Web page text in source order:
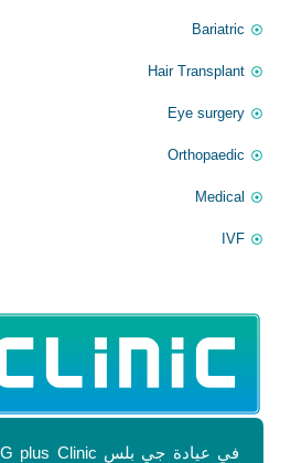
Bariatric
Hair Transplant
Eye surgery
Orthopaedic
Medical
IVF